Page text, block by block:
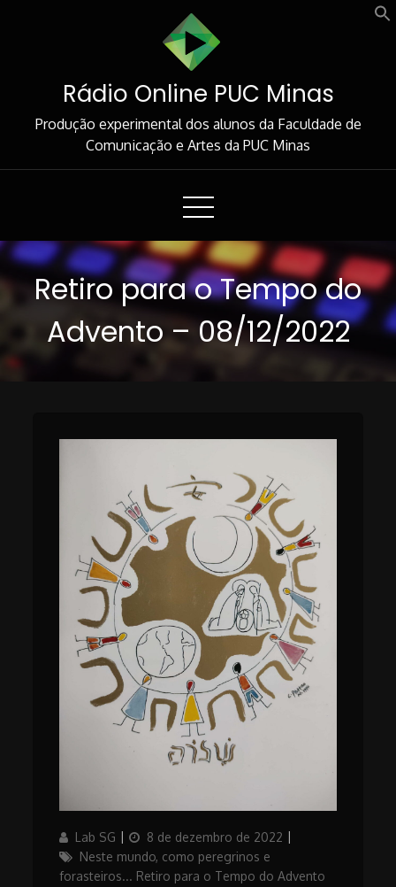
Rádio Online PUC Minas
Produção experimental dos alunos da Faculdade de
Comunicação e Artes da PUC Minas
Retiro para o Tempo do
Advento – 08/12/2022
AuthorLab SG
Updated
on
8 de dezembro de 2022
Neste mundo, como peregrinos e
forasteiros... Retiro para o Tempo do Advento